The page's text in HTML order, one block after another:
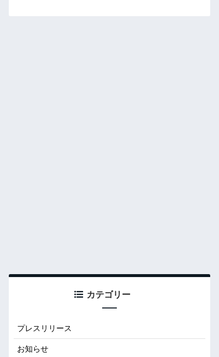
カテゴリー
プレスリリース
お知らせ